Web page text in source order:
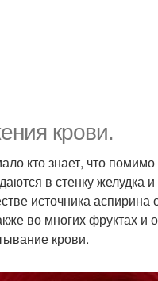
крови.
кто знает, что
в стенку желудка
источника
во многих фруктах и
крови.